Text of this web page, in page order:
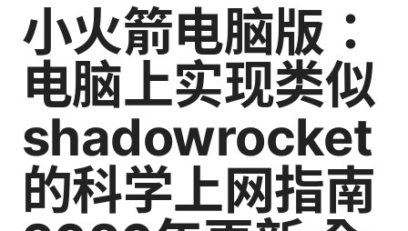
小火箭电脑版：
电脑上实现类似
shadowrocket
的科学上网指南